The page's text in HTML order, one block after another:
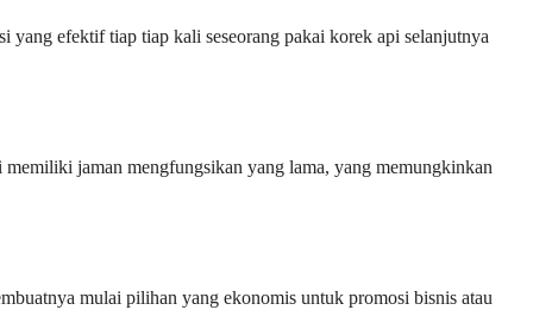
yang efektif tiap tiap kali seseorang pakai korek api selanjutnya
jaman mengfungsikan yang lama, yang memungkinkan
mulai pilihan yang ekonomis untuk promosi bisnis atau